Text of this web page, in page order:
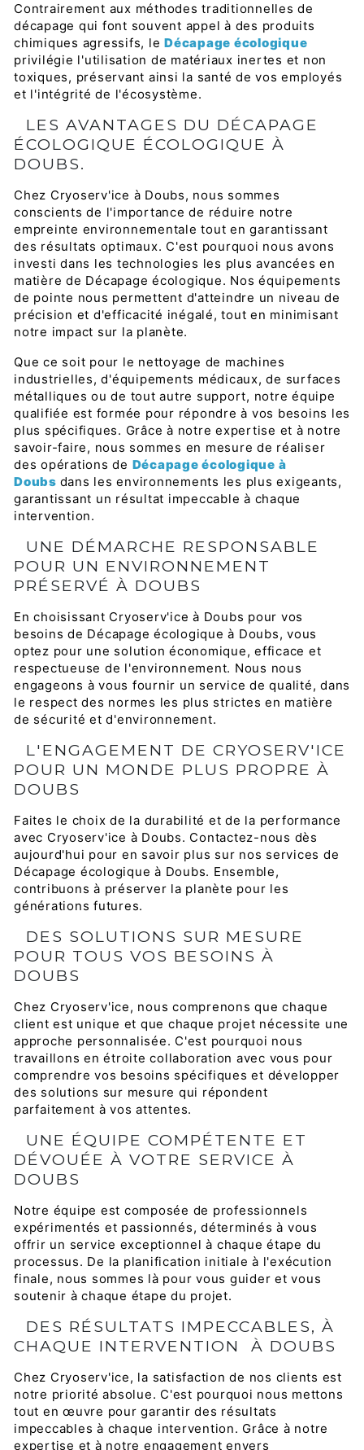
Contrairement aux méthodes traditionnelles de
décapage qui font souvent appel à des produits
chimiques agressifs, le Décapage écologique
privilégie l'utilisation de matériaux inertes et non
toxiques, préservant ainsi la santé de vos employés
et l'intégrité de l'écosystème.
LES AVANTAGES DU DÉCAPAGE
ÉCOLOGIQUE ÉCOLOGIQUE À
DOUBS.
Chez Cryoserv'ice à Doubs, nous sommes
conscients de l'importance de réduire notre
empreinte environnementale tout en garantissant
des résultats optimaux. C'est pourquoi nous avons
investi dans les technologies les plus avancées en
matière de Décapage écologique. Nos équipements
de pointe nous permettent d'atteindre un niveau de
précision et d'efficacité inégalé, tout en minimisant
notre impact sur la planète.
Que ce soit pour le nettoyage de machines
industrielles, d'équipements médicaux, de surfaces
métalliques ou de tout autre support, notre équipe
qualifiée est formée pour répondre à vos besoins les
plus spécifiques. Grâce à notre expertise et à notre
savoir-faire, nous sommes en mesure de réaliser
des opérations de Décapage écologique à
Doubs dans les environnements les plus exigeants,
garantissant un résultat impeccable à chaque
intervention.
UNE DÉMARCHE RESPONSABLE
POUR UN ENVIRONNEMENT
PRÉSERVÉ À DOUBS
En choisissant Cryoserv'ice à Doubs pour vos
besoins de Décapage écologique à Doubs, vous
optez pour une solution économique, efficace et
respectueuse de l'environnement. Nous nous
engageons à vous fournir un service de qualité, dans
le respect des normes les plus strictes en matière
de sécurité et d'environnement.
L'ENGAGEMENT DE CRYOSERV'ICE
POUR UN MONDE PLUS PROPRE À
DOUBS
Faites le choix de la durabilité et de la performance
avec Cryoserv'ice à Doubs. Contactez-nous dès
aujourd'hui pour en savoir plus sur nos services de
Décapage écologique à Doubs. Ensemble,
contribuons à préserver la planète pour les
générations futures.
DES SOLUTIONS SUR MESURE
POUR TOUS VOS BESOINS À
DOUBS
Chez Cryoserv'ice, nous comprenons que chaque
client est unique et que chaque projet nécessite une
approche personnalisée. C'est pourquoi nous
travaillons en étroite collaboration avec vous pour
comprendre vos besoins spécifiques et développer
des solutions sur mesure qui répondent
parfaitement à vos attentes.
UNE ÉQUIPE COMPÉTENTE ET
DÉVOUÉE À VOTRE SERVICE À
DOUBS
Notre équipe est composée de professionnels
expérimentés et passionnés, déterminés à vous
offrir un service exceptionnel à chaque étape du
processus. De la planification initiale à l'exécution
finale, nous sommes là pour vous guider et vous
soutenir à chaque étape du projet.
DES RÉSULTATS IMPECCABLES, À
CHAQUE INTERVENTION À DOUBS
Chez Cryoserv'ice, la satisfaction de nos clients est
notre priorité absolue. C'est pourquoi nous mettons
tout en œuvre pour garantir des résultats
impeccables à chaque intervention. Grâce à notre
expertise et à notre engagement envers